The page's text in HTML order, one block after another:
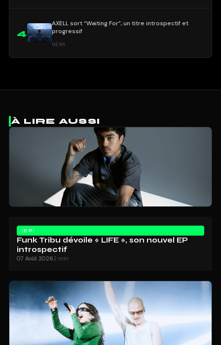
4
AXELL sort “Waiting For”, un titre introspectif et
progressif
NEWS
À LIRE AUSSI
EP
Funk Tribu dévoile « LIFE », son nouvel EP
introspectif
07 Août 20262 min